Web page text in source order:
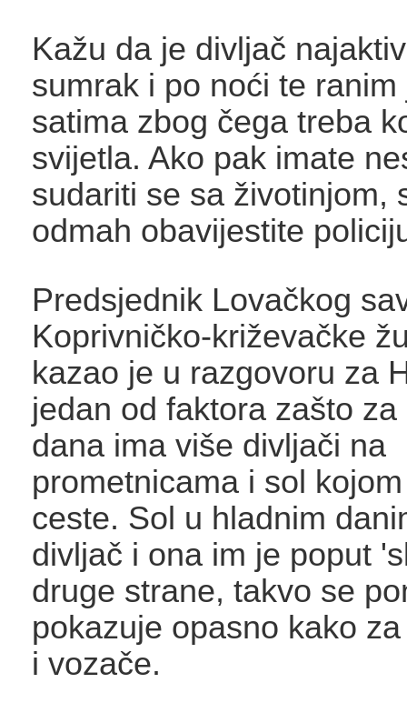
Kažu da je divljač
sumrak i po noći te
satima zbog čega treba
svijetla. Ako pak imate
sudariti se sa životinjom,
odmah obavijestite
Predsjednik Lovačkog
Koprivničko-križevačke
kazao je u razgovoru za
jedan od faktora zašto za
dana ima više divljači na
prometnicama i sol
ceste. Sol u hladnim
divljač i ona im je poput
druge strane, takvo se
pokazuje opasno kako
i vozače.